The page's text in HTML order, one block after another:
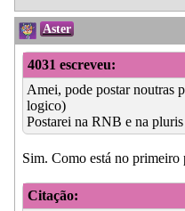
Aster
4031 escreveu:
Amei, pode postar noutras
logico)
Postarei na RNB e na pluris
Sim. Como está no primeiro
Citação: